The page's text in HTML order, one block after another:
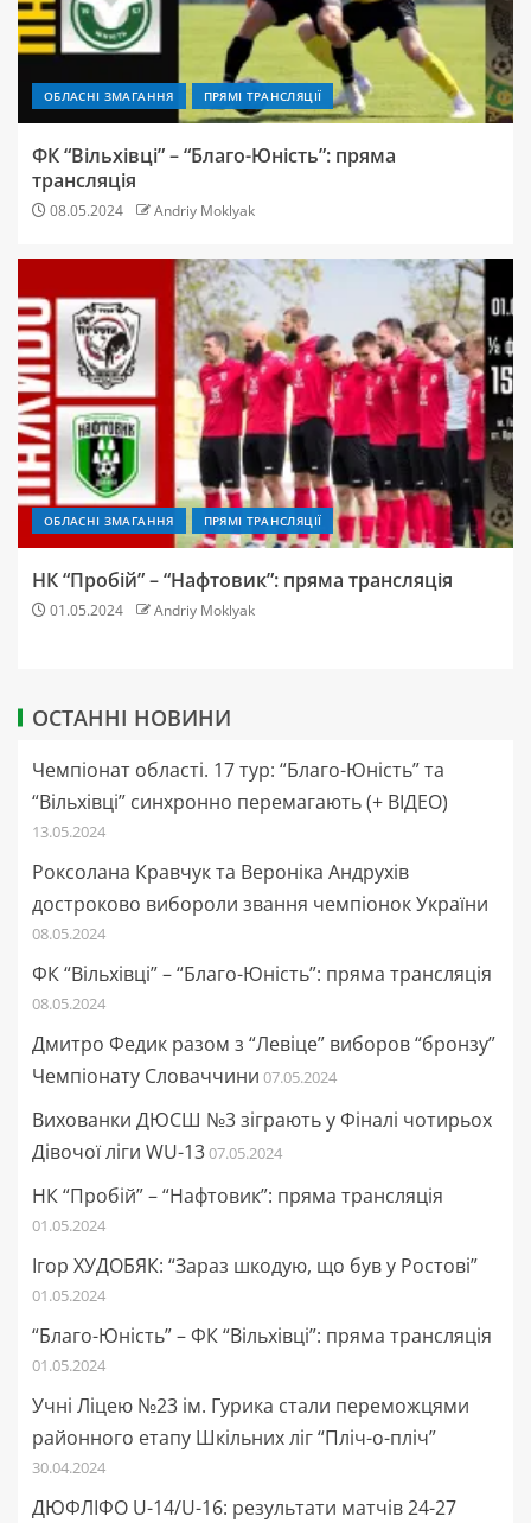
ОБЛАСНІ ЗМАГАННЯ ПРЯМІ ТРАНСЛЯЦІЇ
ФК “Вільхівці” – “Благо-Юність”: пряма
трансляція
08.05.2024 Andriy Moklyak
ОБЛАСНІ ЗМАГАННЯ ПРЯМІ ТРАНСЛЯЦІЇ
НК “Пробій” – “Нафтовик”: пряма трансляція
01.05.2024 Andriy Moklyak
ОСТАННІ НОВИНИ
Чемпіонат області. 17 тур: “Благо-Юність” та
“Вільхівці” синхронно перемагають (+ ВІДЕО)
13.05.2024
Роксолана Кравчук та Вероніка Андрухів
достроково вибороли звання чемпіонок України
08.05.2024
ФК “Вільхівці” – “Благо-Юність”: пряма трансляція
08.05.2024
Дмитро Федик разом з “Левіце” виборов “бронзу”
Чемпіонату Словаччини 07.05.2024
Вихованки ДЮСШ №3 зіграють у Фіналі чотирьох
Дівочої ліги WU-1307.05.2024
НК “Пробій” – “Нафтовик”: пряма трансляція
01.05.2024
Ігор ХУДОБЯК: “Зараз шкодую, що був у Ростові”
01.05.2024
“Благо-Юність” – ФК “Вільхівці”: пряма трансляція
01.05.2024
Учні Ліцею №23 ім. Гурика стали переможцями
районного етапу Шкільних ліг “Пліч-о-пліч”
30.04.2024
ДЮФЛІФО U-14/U-16: результати матчів 24-27